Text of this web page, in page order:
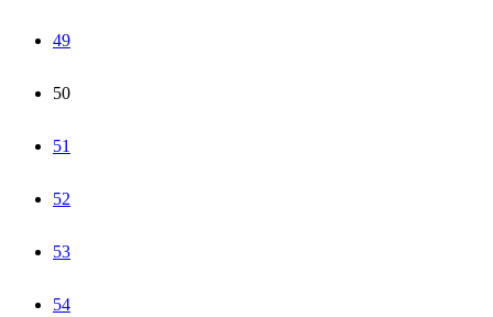
49
50
51
52
53
54